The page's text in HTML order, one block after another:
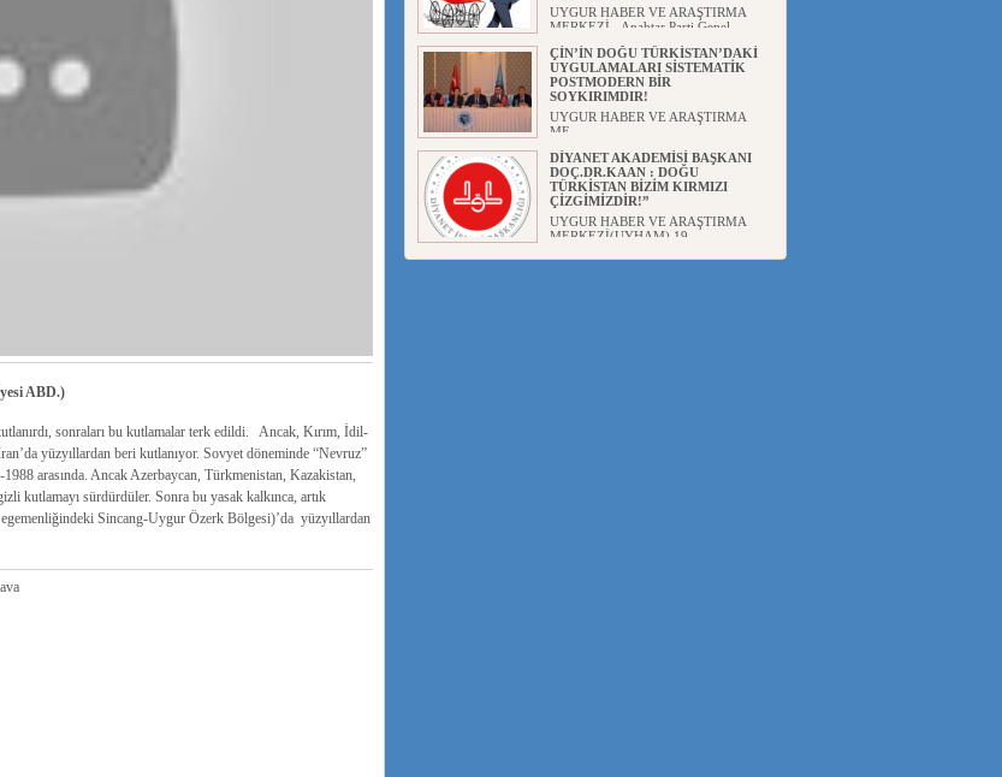
ABD.)
sonraları bu kutlamalar terk edildi. Ancak, Kırım, İdil-
yüzyıllardan beri kutlanıyor. Sovyet döneminde “Nevruz”
arasında. Ancak Azerbaycan, Türkmenistan, Kazakistan,
kutlamayı sürdürdüler. Sonra bu yasak kalkınca, artık
Sincang-Uygur Özerk Bölgesi)’da yüzyıllardan
UYGUR HABER VE ARAŞTIRMA
MERKEZİ Anahtar Parti Genel
ÇİN’İN DOĞU TÜRKİSTAN’DAKİ
UYGULAMALARI SİSTEMATİK
POSTMODERN BİR
SOYKIRIMDIR!
UYGUR HABER VE ARAŞTIRMA
ME...
DİYANET AKADEMİSİ BAŞKANI
DOÇ.DR.KAAN : DOĞU
TÜRKİSTAN BİZİM KIRMIZI
ÇİZGİMİZDİR!”
UYGUR HABER VE ARAŞTIRMA
MERKEZİ(UYHAM) 19...
150 YILDIR KAYNAYAN YARAMIZ